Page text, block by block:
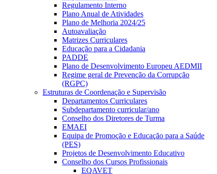
Regulamento Interno
Plano Anual de Atividades
Plano de Melhoria 2024/25
Autoavaliação
Matrizes Curriculares
Educação para a Cidadania
PADDE
Plano de Desenvolvimento Europeu AEDMII
Regime geral de Prevenção da Corrupção
(RGPC)
Estruturas de Coordenação e Supervisão
Departamentos Curriculares
Subdepartamento curricular/ano
Conselho dos Diretores de Turma
EMAEI
Equipa de Promoção e Educação para a Saúde
(PES)
Projetos de Desenvolvimento Educativo
Conselho dos Cursos Profissionais
EQAVET